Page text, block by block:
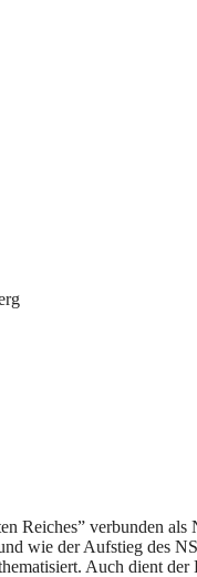
Reiches” verbunden
wie der Aufstieg des
Auch dient